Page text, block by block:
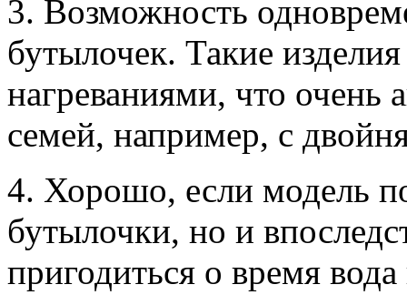
3. Возможность
бутылочек. Такие
нагреваниями, что очень
семей, например, с
4. Хорошо, если модель
бутылочки, но и
пригодиться о время